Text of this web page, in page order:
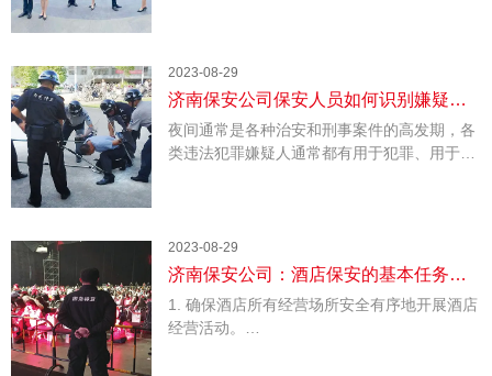
2023-08-29
济南保安公司保安人员如何识别嫌疑车
辆？
夜间通常是各种治安和刑事案件的高发期，各
类违法犯罪嫌疑人通常都有用于犯罪、用于运
助你。让我们来了解一下。
2023-08-29
济南保安公司：酒店保安的基本任务有
哪些？
1. 确保酒店所有经营场所安全有序地开展酒店
经营活动。